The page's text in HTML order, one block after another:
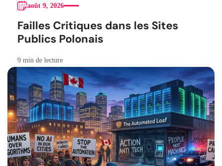
août 9, 2026
Failles Critiques dans les Sites
Publics Polonais
9 min de lecture